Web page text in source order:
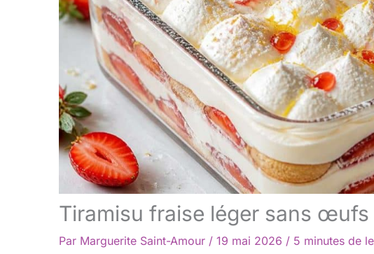
Tiramisu fraise léger sans
Par Marguerite Saint-Amour / 19 mai 2026 / 5 minutes de